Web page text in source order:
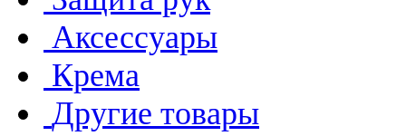
Аксессуары
Крема
Другие товары